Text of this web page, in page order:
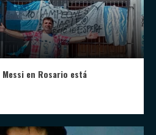
en Rosario está